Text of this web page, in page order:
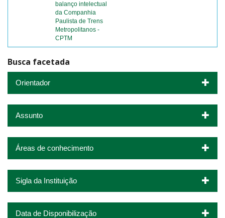
balanço intelectual
da Companhia
Paulista de Trens
Metropolitanos -
CPTM
Busca facetada
Orientador
Assunto
Áreas de conhecimento
Sigla da Instituição
Data de Disponibilização